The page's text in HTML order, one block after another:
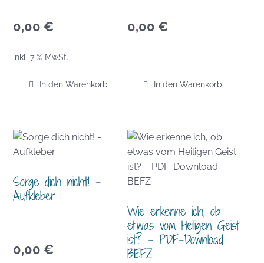
0,00 €
inkl. 7 % MwSt.
In den Warenkorb
0,00 €
In den Warenkorb
Sorge dich nicht! –
Aufkleber
0,00 €
Wie erkenne ich, ob
etwas vom Heiligen Geist
ist? – PDF-Download
BEFZ